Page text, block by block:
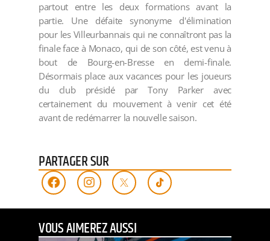
partout entre les deux formations avant la
partie. Une défaite synonyme d'élimination
pour les Villeurbannais qui ne connaîtront pas la
finale face à Monaco, qui de son côté, est venu à
bout de Bourg-en-Bresse en demi-finale.
Désormais place aux vacances pour les joueurs
du club présidé par Tony Parker avec
certainement du mouvement à venir cet été
avant de redémarrer la nouvelle saison.
PARTAGER SUR
VOUS AIMEREZ AUSSI